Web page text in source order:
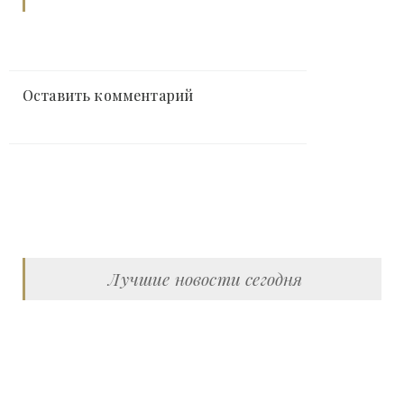
Оставить комментарий
Лучшие новости сегодня